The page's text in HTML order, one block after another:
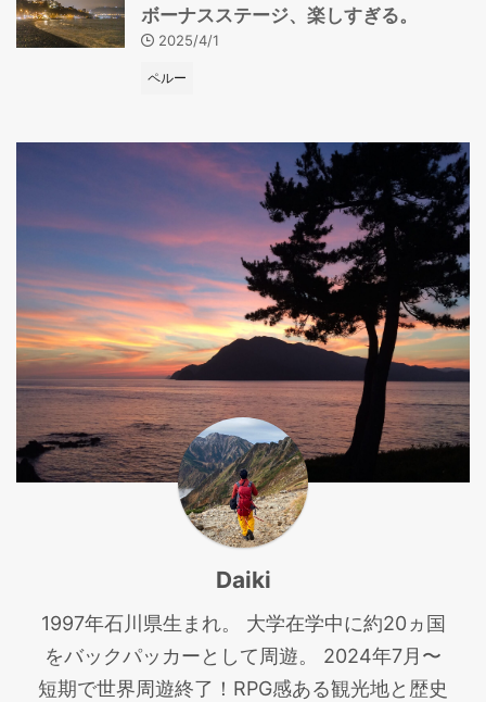
ボーナスステージ、楽しすぎる。
2025/4/1
ペルー
Daiki
1997年石川県生まれ。 大学在学中に約20ヵ国
をバックパッカーとして周遊。 2024年7月〜
短期で世界周遊終了！RPG感ある観光地と歴史